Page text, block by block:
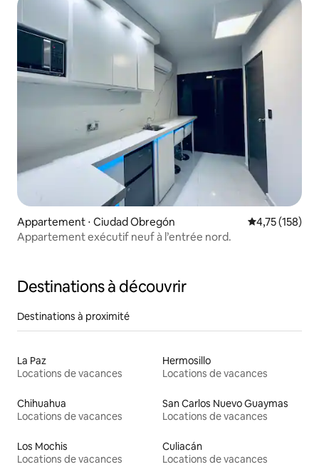
Appartement ⋅ Ciudad Obregón Évaluation
4,75 (158)
Appartement exécutif neuf à l’entrée nord.
Destinations à découvrir
Destinations à proximité
La Paz
Locations de vacances
Hermosillo
Locations de vacances
Chihuahua
Locations de vacances
San Carlos Nuevo Guaymas
Locations de vacances
Los Mochis
Locations de vacances
Culiacán
Locations de vacances